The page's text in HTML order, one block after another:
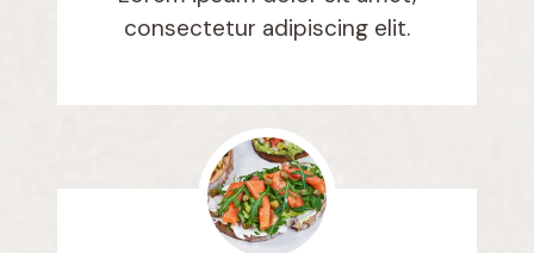
consectetur adipiscing elit.